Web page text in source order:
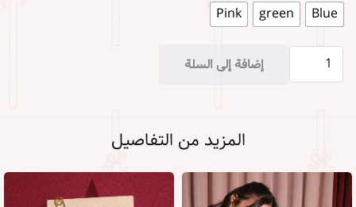
Blue
green
Pink
كمية
Surprise
إضافة إلى السلة
المزيد من التفاصيل